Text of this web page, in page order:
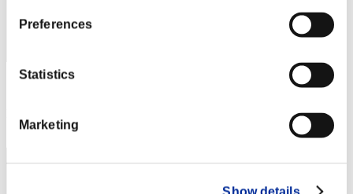
Preferences
Statistics
Marketing
34